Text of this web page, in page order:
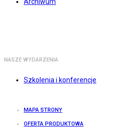
NASZE WYDARZENIA
Szkolenia i konferencje
MAPA STRONY
OFERTA PRODUKTOWA